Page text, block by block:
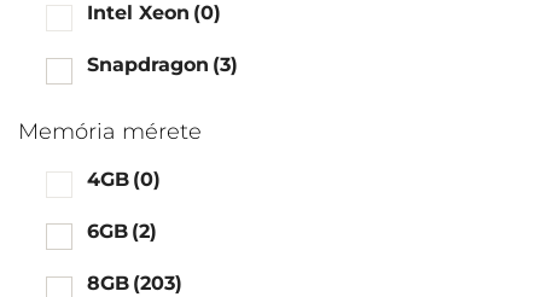
Intel Xeon (0)
Snapdragon (3)
Memória mérete
4GB (0)
6GB (2)
8GB (203)